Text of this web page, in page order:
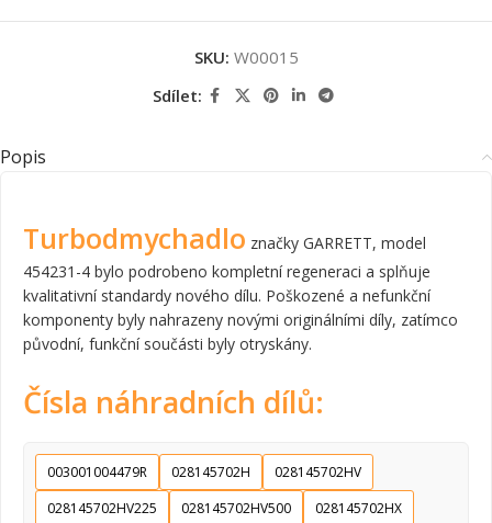
SKU: W00015
Sdílet:
Popis
Turbodmychadlo značky GARRETT, model
454231-4 bylo podrobeno kompletní regeneraci a splňuje
kvalitativní standardy nového dílu. Poškozené a nefunkční
komponenty byly nahrazeny novými originálními díly, zatímco
původní, funkční součásti byly otryskány.
Čísla náhradních dílů:
003001004479R 028145702H
028145702HV
028145702HV225
028145702HV500
028145702HX